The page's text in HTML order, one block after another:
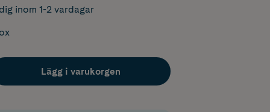
inom 1-2 vardagar
Lägg i varukorgen